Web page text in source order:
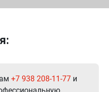
+7 938 208-11-77 и